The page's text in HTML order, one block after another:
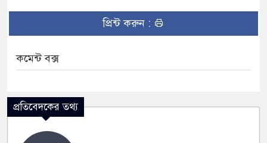
প্রিন্ট করুন :
কমেন্ট বক্স
প্রতিবেদকের তথ্য